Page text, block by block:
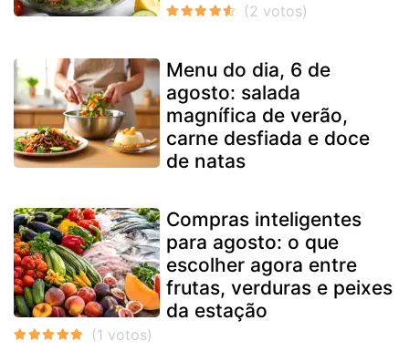
Menu do dia, 6 de
agosto: salada
magnífica de verão,
carne desfiada e doce
de natas
Compras inteligentes
para agosto: o que
escolher agora entre
frutas, verduras e peixes
da estação